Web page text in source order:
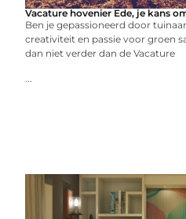
Vacature hovenier Ede, je kans
Ben je gepassioneerd door
creativiteit en passie voor groen
dan niet verder dan de Vacature
...